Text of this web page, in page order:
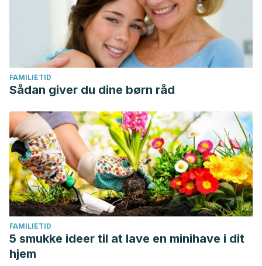
FAMILIETID
Sådan giver du dine børn råd
FAMILIETID
5 smukke ideer til at lave en minihave i dit
hjem